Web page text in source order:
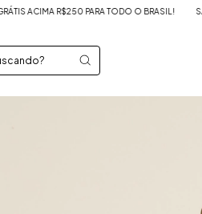
PARA TODO O BRASIL! SALE UP TO 60%